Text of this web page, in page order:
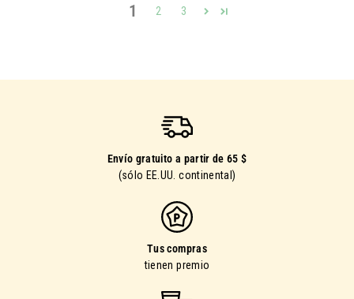
1 2 3
Envío gratuito a partir de 65 $
(sólo EE.UU. continental)
Tus compras
tienen premio